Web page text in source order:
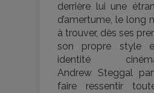
derrière lui une
d’amertume, le long
à trouver, dès ses
son propre style
identité
Andrew Steggal
faire ressentir